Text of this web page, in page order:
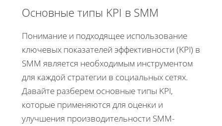
Основные типы KPI в SMM
Понимание и подходящее использование
ключевых показателей эффективности (KPI) в
SMM является необходимым инструментом
для каждой стратегии в социальных сетях.
Давайте разберем основные типы KPI,
которые применяются для оценки и
улучшения производительности SMM-